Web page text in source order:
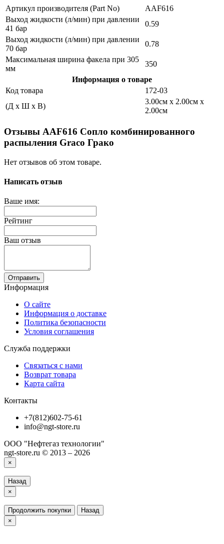
Артикул производителя (Part No)
AAF616
Выход жидкости (л/мин) при давлении
41 бар
0.59
Выход жидкости (л/мин) при давлении
70 бар
0.78
Максимальная ширина факела при 305
мм
350
Информация о товаре
Код товара
172-03
(Д x Ш x В)
3.00см x 2.00см x
2.00см
Отзывы AAF616 Сопло комбинированного
распыления Graco Грако
Нет отзывов об этом товаре.
Написать отзыв
Ваше имя:
Рейтинг
Ваш отзыв
Отправить
Информация
О сайте
Информация о доставке
Политика безопасности
Условия соглашения
Служба поддержки
Связаться с нами
Возврат товара
Карта сайта
Контакты
+7(812)602-75-61
info@ngt-store.ru
ООО "Нефтегаз технологии"
ngt-store.ru © 2013 – 2026
×
Назад
×
Продолжить покупки
Назад
×